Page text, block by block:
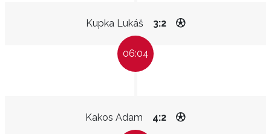
Kupka Lukáš 3:2
06:04
Kakos Adam 4:2